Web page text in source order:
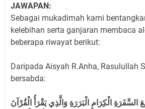
JAWAPAN:
Sebagai mukadimah kami
kelebihan serta ganjaran membaca
beberapa riwayat berikut:
Daripada Aisyah R.Anha, Rasulullah
bersabda:
السَّفَرَةِ الْكِرَامِ الْبَرَرَةِ وَالَّذِي يَقْرَأُ الْقُرْآنَ